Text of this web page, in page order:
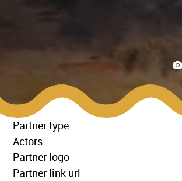
Partner type
Actors
Partner logo
Partner link url